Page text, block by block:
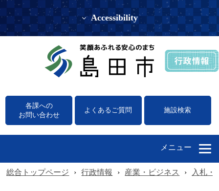
Accessibility
各課への
お問い合わせ
よくあるご質問 施設検索
メニュー
総合トップページ › 行政情報 › 産業・ビジネス › 入札・